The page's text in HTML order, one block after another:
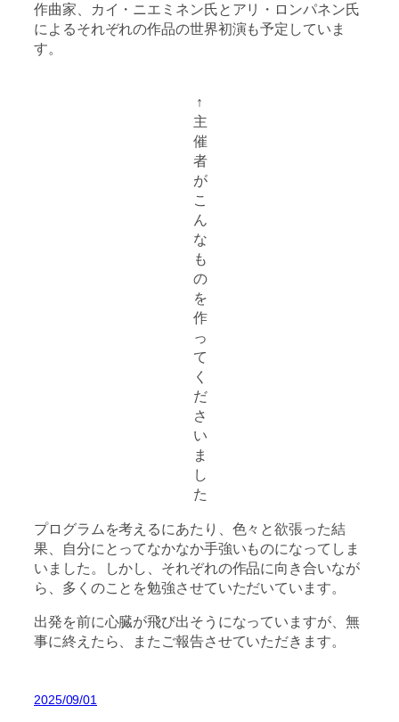
作曲家、カイ・ニエミネン氏とアリ・ロンパネン氏
によるそれぞれの作品の世界初演も予定していま
す。
↑
主
催
者
が
こ
ん
な
も
の
を
作
っ
て
く
だ
さ
い
ま
し
た
プログラムを考えるにあたり、色々と欲張った結
果、自分にとってなかなか手強いものになってしま
いました。しかし、それぞれの作品に向き合いなが
ら、多くのことを勉強させていただいています。
出発を前に心臓が飛び出そうになっていますが、無
事に終えたら、またご報告させていただきます。
2025/09/01